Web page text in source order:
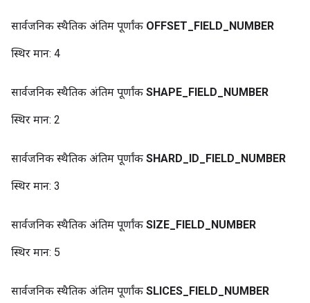
सार्वजनिक स्थैतिक अंतिम पूर्णांक OFFSET FIELD NUMBER
स्थिर मान: 4
सार्वजनिक स्थैतिक अंतिम पूर्णांक SHAPE FIELD NUMBER
स्थिर मान: 2
सार्वजनिक स्थैतिक अंतिम पूर्णांक SHARD ID FIELD NUMBER
स्थिर मान: 3
सार्वजनिक स्थैतिक अंतिम पूर्णांक SIZE FIELD NUMBER
स्थिर मान: 5
सार्वजनिक स्थैतिक अंतिम पूर्णांक SLICES FIELD NUMBER